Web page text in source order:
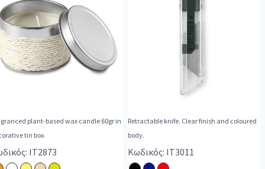
plant-based wax candle 60gr in
tin box.
IT2873
Retractable knife. Clear finish and coloured
body.
Κωδικός: IT3011